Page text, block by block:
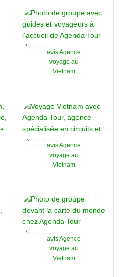
avis Agence
voyage au
Vietnam
avis Agence
voyage au
Vietnam
avis Agence
voyage au
Vietnam